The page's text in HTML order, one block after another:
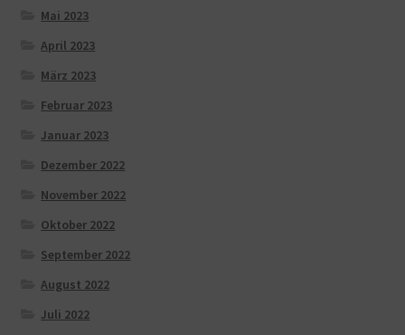
Mai 2023
April 2023
März 2023
Februar 2023
Januar 2023
Dezember 2022
November 2022
Oktober 2022
September 2022
August 2022
Juli 2022